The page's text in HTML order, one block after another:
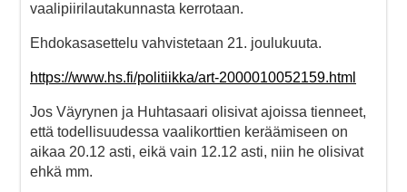
vaalipiirilautakunnasta kerrotaan.
Ehdokasasettelu vahvistetaan 21. joulukuuta.
https://www.hs.fi/politiikka/art-2000010052159.html
Jos Väyrynen ja Huhtasaari olisivat ajoissa tienneet,
että todellisuudessa vaalikorttien keräämiseen on
aikaa 20.12 asti, eikä vain 12.12 asti, niin he olisivat
ehkä mm.